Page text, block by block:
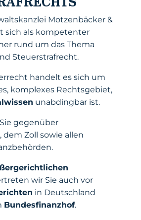
Motzenbäcker &
sich als kompetenter
rund um das Thema
Steuerstrafrecht.
handelt es sich um
komplexes Rechtsgebiet,
unabdingbar ist.
gegenüber
dem Zoll sowie allen
wir Sie auch vor
in Deutschland
Bundesfinanzhof.